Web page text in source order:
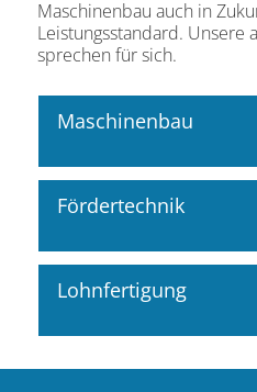
Maschinenbau auch in
Leistungsstandard. Unsere
sprechen für sich.
Maschinenbau
Fördertechnik
Lohnfertigung